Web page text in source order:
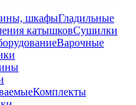
шкафыГладильные
катышковСушилки
Варочные
Комплекты